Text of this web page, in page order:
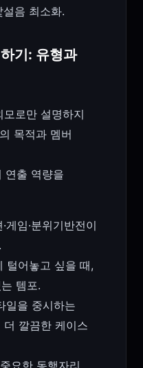
설음 최소화.
기: 유형과
모로만 설명하지
목적과 멤버
연출 역량을
게임·분위기반전이
털어놓고 싶을 때,
템포.
일을 중시하는
깔끔한 케이스